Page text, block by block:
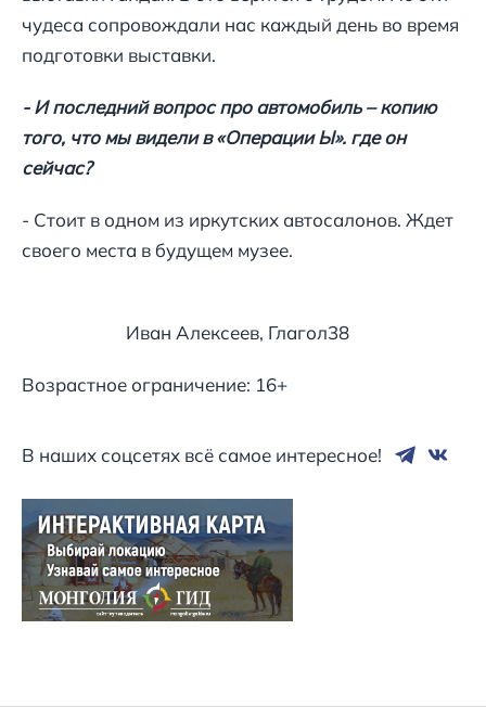
чудеса сопровождали нас каждый день во время
подготовки выставки.
- И последний вопрос про автомобиль – копию
того, что мы видели в «Операции Ы». где он
сейчас?
- Стоит в одном из иркутских автосалонов. Ждет
своего места в будущем музее.
Иван Алексеев, Глагол38
Возрастное ограничение: 16+
В наших соцсетях всё самое интересное!